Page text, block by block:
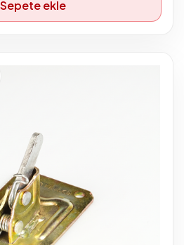
Sepete ekle